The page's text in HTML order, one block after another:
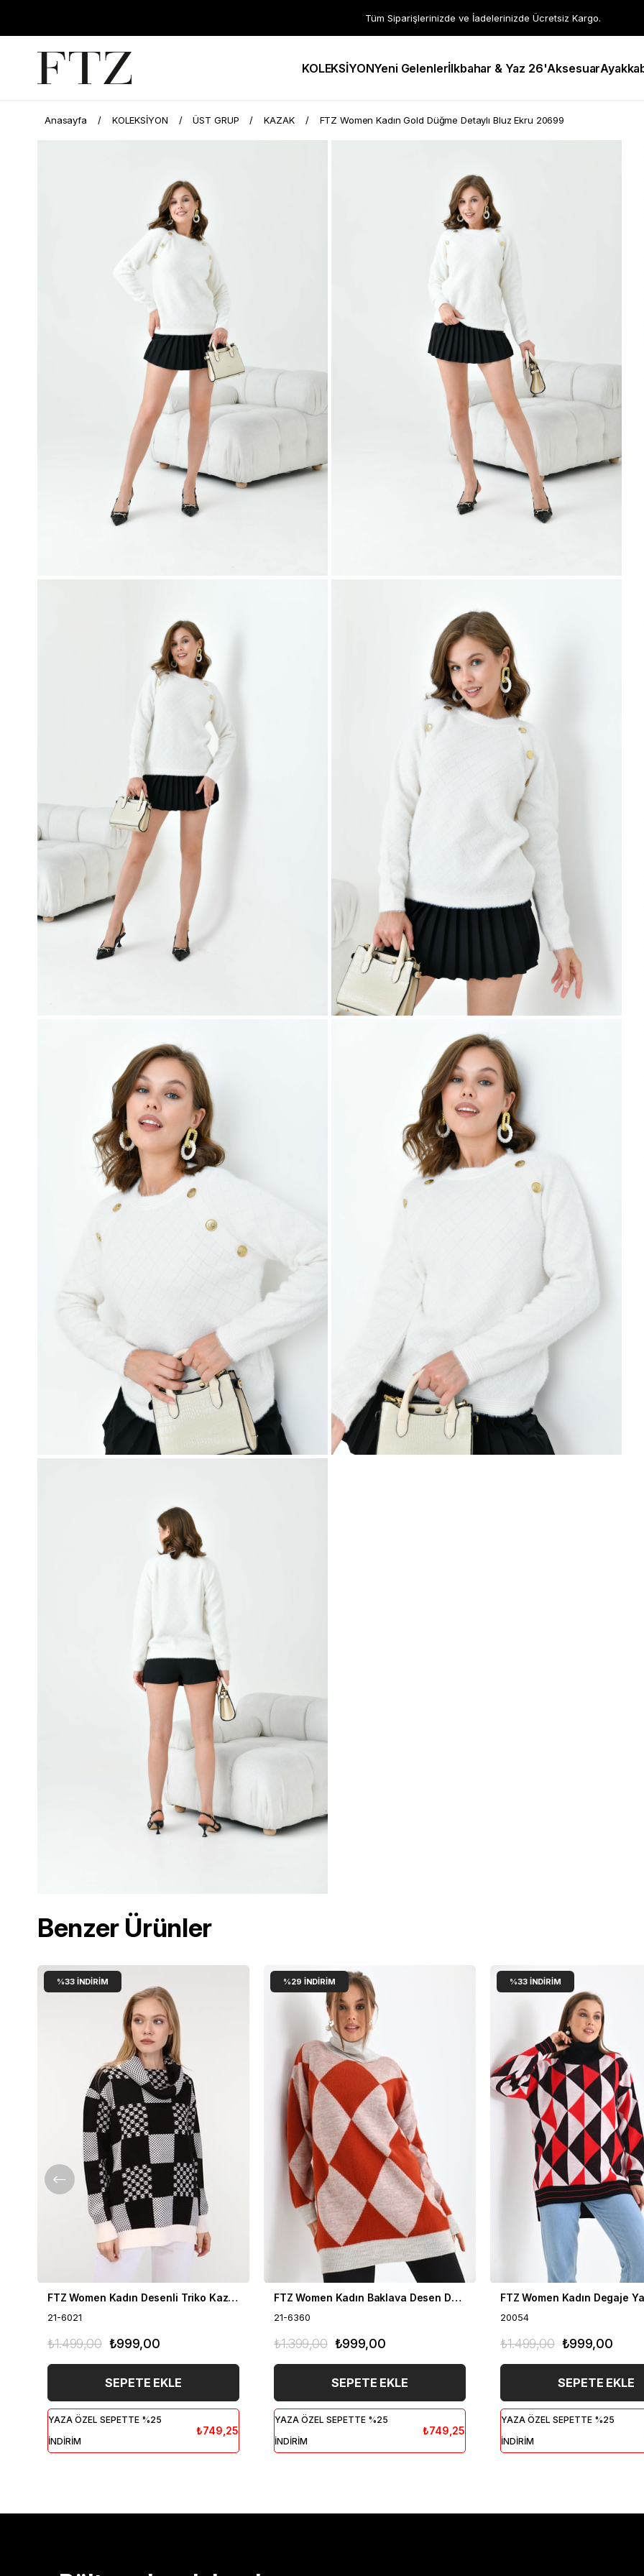
Tüm Siparişlerinizde ve İadelerinizde Ücretsiz Kargo.
KOLEKSİYONYeni Gelenlerİlkbahar & Yaz 26'Aksesuar
Anasayfa KOLEKSİYON ÜST GRUP KAZAK FTZ Women Kadın Gold Düğme Detaylı Bluz Ekru 20699
Benzer Ürünler
FTZ Women Kadın Desenli Triko Kazak Ekru 21-6021
21-6021
₺999,00
₺1.499,00
SEPETE EKLE
YAZA ÖZEL SEPETTE %25
İNDİRİM
₺749,25
%33 İNDIRIM
FTZ Women Kadın Baklava Desen Degaje Yaka Kazak Taş 21-6360
21-6360
₺999,00
₺1.399,00
SEPETE EKLE
YAZA ÖZEL SEPETTE %25
İNDİRİM
₺749,25
%29 İNDIRIM
20054
₺999,00
₺1.499,00
SEPETE EKLE
YAZA ÖZEL SEPETTE %25
İNDİRİM
%33 İNDIRIM